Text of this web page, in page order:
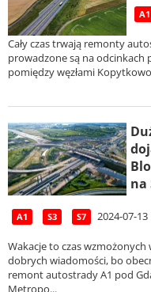
A1
Cały czas trwają remonty
prowadzone są na odcinkach
pomiędzy węzłami
na
A1 S3 S7 2024-07-
Wakacje to czas
dobrych wiadomości, bo
remont autostrady A1 pod
Metropo...